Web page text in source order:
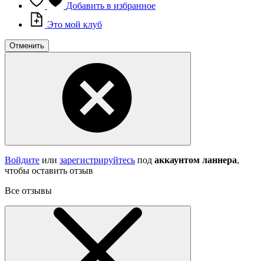
Добавить в избранное
Это мой клуб
Отменить
Войдите или зарегистрируйтесь под аккаунтом ланнера,
чтобы оставить отзыв
Все отзывы